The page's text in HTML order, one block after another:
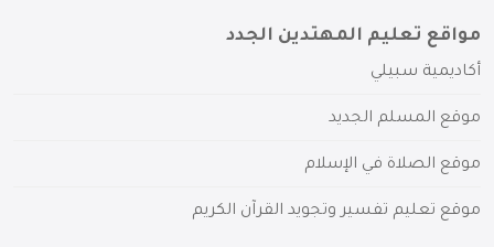
مواقع تعليم المهتدين الجدد
أكاديمية سبيلي
موقع المسلم الجديد
موقع الصلاة في الإسلام
موقع تعليم تفسير وتجويد القرآن الكريم